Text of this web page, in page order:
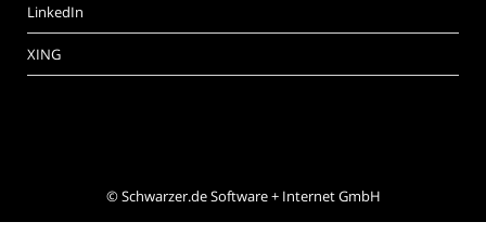
LinkedIn
XING
©Schwarzer.de Software + Internet GmbH